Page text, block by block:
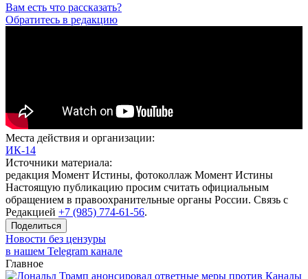
Вам есть что рассказать?
Обратитесь в редакцию
Места действия и организации:
ИК-14
Источники материала:
редакция Момент Истины, фотоколлаж Момент Истины
Настоящую публикацию просим считать официальным
обращением в правоохранительные органы России. Связь с
Редакцией +7 (985) 774-61-56.
Поделиться
Новости без цензуры
в нашем Telegram канале
Главное